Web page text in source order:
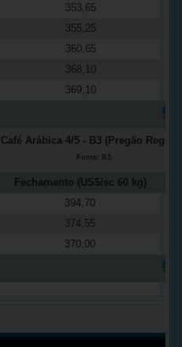
353,65
355,25
360,65
368,10
369,10
Café Arábica 4/5 - B3 (Pregão Regular)
Fonte: B3
Fechamento (US$/sc 60 kg)
394,70
374,55
370,00